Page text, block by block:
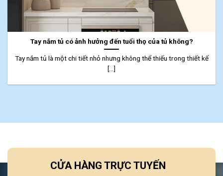
Tay nắm tủ có ảnh hưởng đến tuổi thọ của tủ không?
Tay nắm tủ là một chi tiết nhỏ nhưng không thể thiếu trong thiết kế
[...]
CỬA HÀNG TRỰC TUYẾN